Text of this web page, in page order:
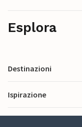
Esplora
Destinazioni
Ispirazione